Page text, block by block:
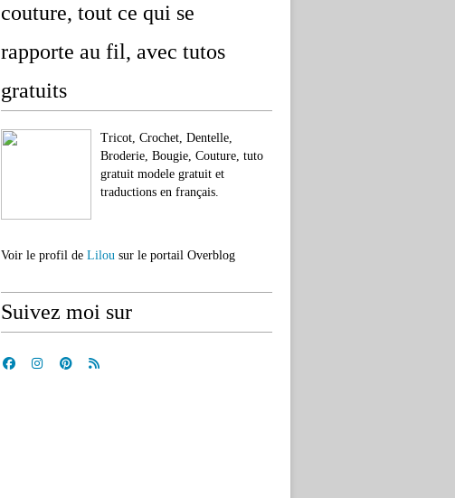
couture, tout ce qui se
rapporte au fil, avec tutos
gratuits
Tricot, Crochet, Dentelle,
Broderie, Bougie, Couture, tuto
gratuit modele gratuit et
traductions en français.
Voir le profil de Lilou sur le portail Overblog
Suivez moi sur